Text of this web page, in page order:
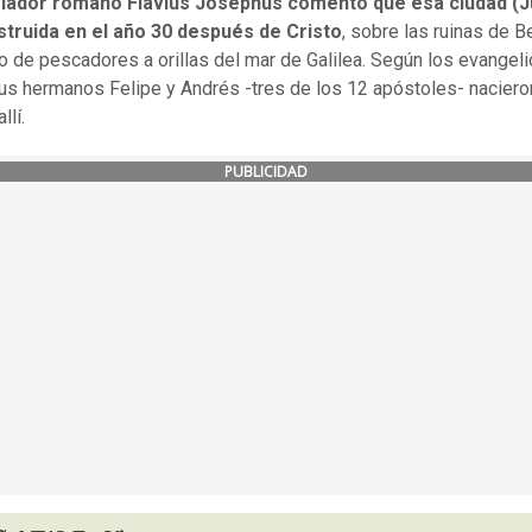
en el año 30 después de Cristo, sobre las ruinas de
de pescadores a orillas del mar de Galilea. Según los
hermanos Felipe y Andrés -tres de los 12 apóstoles-
PUBLICIDAD